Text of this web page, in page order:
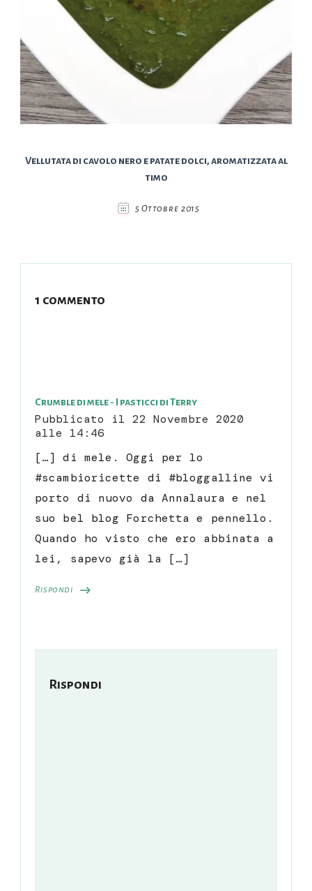
Vellutata di cavolo nero e patate dolci, aromatizzata al
timo
5 Ottobre 2015
1 commento
Crumble di mele - I pasticci di Terry
Pubblicato il 22 Novembre 2020
alle 14:46
Rispondi
[…] di mele. Oggi per lo
#scambioricette di #bloggalline vi
porto di nuovo da Annalaura e nel
suo bel blog Forchetta e pennello.
Quando ho visto che ero abbinata a
lei, sapevo già la […]
Rispondi